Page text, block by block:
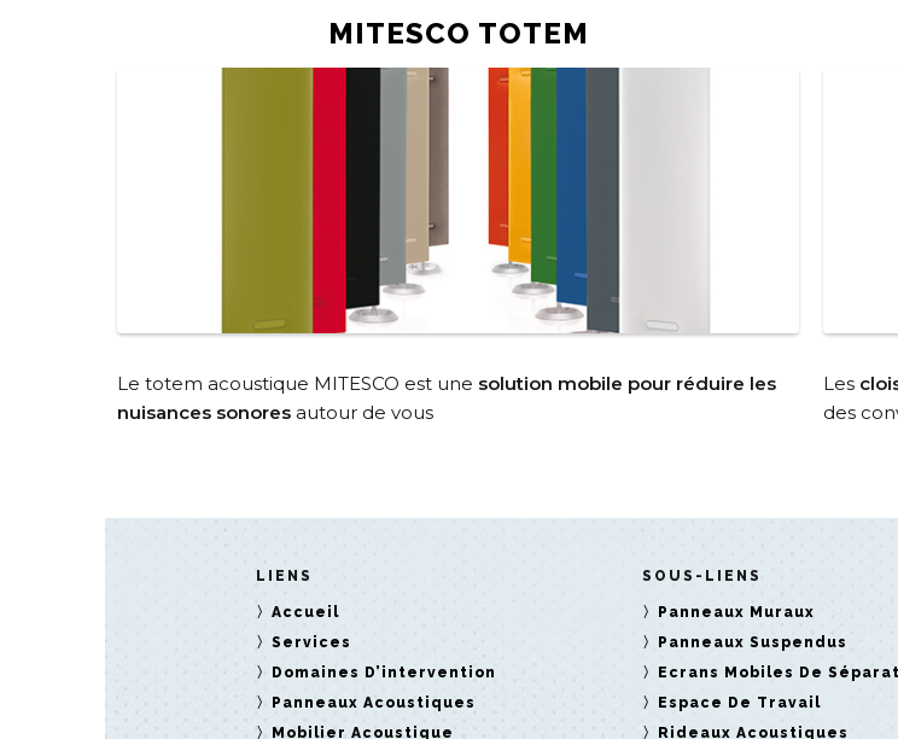
MITESCO TOTEM
Le totem acoustique MITESCO est une solution mobile pour réduire les
nuisances sonores autour de vous
Les
des
LIENS
Accueil
Services
Domaines D’intervention
Panneaux Acoustiques
Mobilier Acoustique
SOUS-LIENS
Panneaux Muraux
Panneaux Suspendus
Ecrans Mobiles De
Espace De Travail
Rideaux Acoustiques